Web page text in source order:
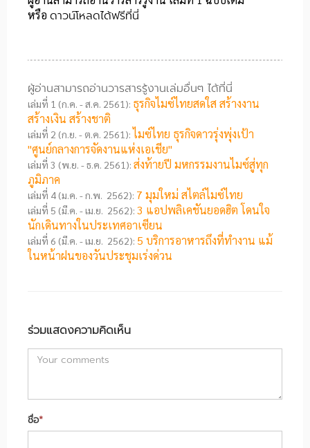
หรือ ดาวน์โหลดได้ฟรีที่นี่
ผู้อ่านสามารถอ่านวารสารรู้งานเล่มอื่นๆ ได้ที่นี่
เล่มที่ 1 (ก.ค. - ส.ค. 2561): ธุรกิจไมซ์ไทยสดใส สร้างงาน
สร้างเงิน สร้างชาติ
เล่มที่ 2 (ก.ย. - ต.ค. 2561): ไมซ์ไทย ธุรกิจดาวรุ่งพุ่งเป้า
"ศูนย์กลางการจัดงานแห่งเอเชีย"
เล่มที่ 3 (พ.ย. - ธ.ค. 2561): ส่งท้ายปี มหกรรมงานไมซ์สู่ทุก
ภูมิภาค
เล่มที่ 4 (ม.ค. - ก.พ. 2562): 7 มุมใหม่ สไตล์ไมซ์ไทย
เล่มที่ 5 (มี.ค. - เม.ย. 2562): 3 แอปพลิเคชันยอดฮิต โดนใจ
นักเดินทางในประเทศอาเซียน
เล่มที่ 6 (มี.ค. - เม.ย. 2562): 5 บริการอาหารถึงที่ทำงาน แม้
ในหน้าฝนของวันประชุมเร่งด่วน
ร่วมแสดงความคิดเห็น
ชื่อ*